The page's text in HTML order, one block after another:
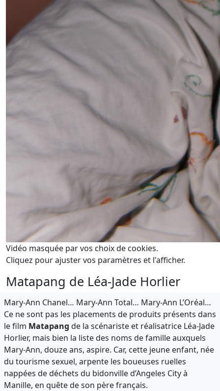
Vidéo masquée par vos choix de cookies.
Cliquez pour ajuster vos paramètres et l'afficher.
Matapang de Léa-Jade Horlier
Mary-Ann Chanel… Mary-Ann Total… Mary-Ann L’Oréal…
Ce ne sont pas les placements de produits présents dans
le film Matapang de la scénariste et réalisatrice Léa-Jade
Horlier, mais bien la liste des noms de famille auxquels
Mary-Ann, douze ans, aspire. Car, cette jeune enfant, née
du tourisme sexuel, arpente les boueuses ruelles
nappées de déchets du bidonville d’Angeles City à
Manille, en quête de son père français.